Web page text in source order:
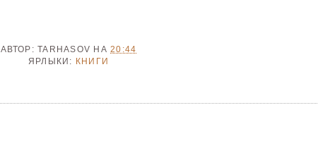
АВТОР:TARHASOV НА20:44
ЯРЛЫКИ: КНИГИ